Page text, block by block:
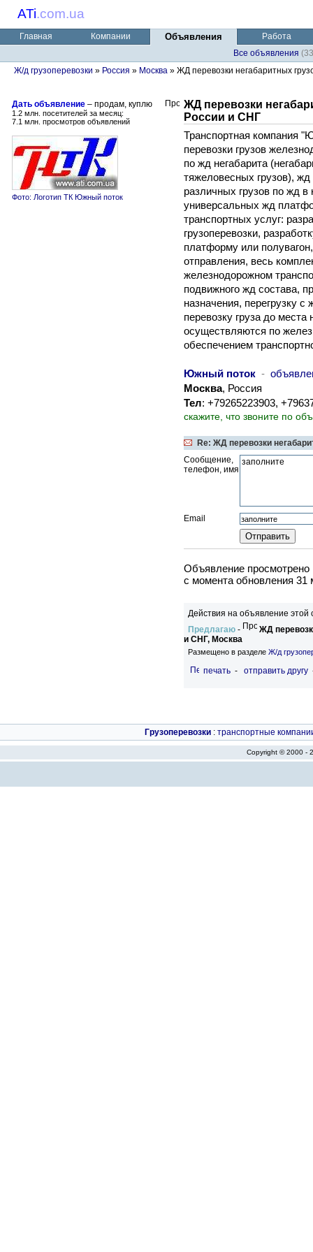
ATi.com.ua
Главная Компании Объявления
Работа
Все объявления
Ж/д грузоперевозки » Россия » Москва » ЖД перевозки негабаритных
Дать объявление – продам, куплю
1.2 млн. посетителей за месяц:
7.1 млн. просмотров объявлений
Фото: Логотип ТК Южный поток
ЖД перевозки
России и СНГ
Транспортная компания
перевозки грузов
по жд негабарита
тяжеловесных грузов), жд
различных грузов по жд в
универсальных жд
транспортных услуг:
грузоперевозки,
платформу или
отправления, весь
железнодорожном
подвижного жд состава,
назначения, перегрузку с
перевозку груза до
осуществляются по
обеспечением
Южный поток -
Москва, Россия
Тел: +79265223903,
скажите, что звоните по
Re: ЖД перевозки
Сообщение,
телефон, имя
Email
Объявление просмотрено
c момента обновления 31
Действия на объявление этой
Предлагаю -
ЖД
и СНГ, Москва
Размещено в разделе Ж/д
печать - отправить другу
Грузоперевозки : транспортные
Copyright © 2000 -